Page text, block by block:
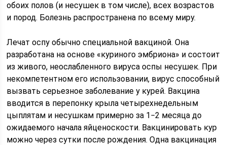
обоих полов (и несушек в том числе), всех возрастов
и пород. Болезнь распространена по всему миру.
Лечат оспу обычно специальной вакциной. Она
разработана на основе «куриного эмбриона» и состоит
из живого, неослабленного вируса оспы несушек. При
некомпетентном его использовании, вирус способный
вызвать серьезное заболевание у курей. Вакцина
вводится в перепонку крыла четырехнедельным
цыплятам и несушкам примерно за 1−2 месяца до
ожидаемого начала яйценоскости. Вакцинировать кур
можно через сутки после рождения. Одна вакцинация